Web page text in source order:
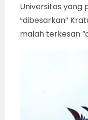
Universitas yang
“dibesarkan”
malah terkesan